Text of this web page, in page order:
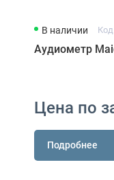
В наличии
Аудиометр
Цена по
Подробнее